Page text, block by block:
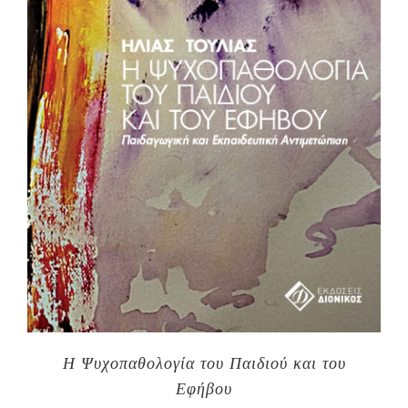
Η Ψυχοπαθολογία του Παιδιού και του
Εφήβου